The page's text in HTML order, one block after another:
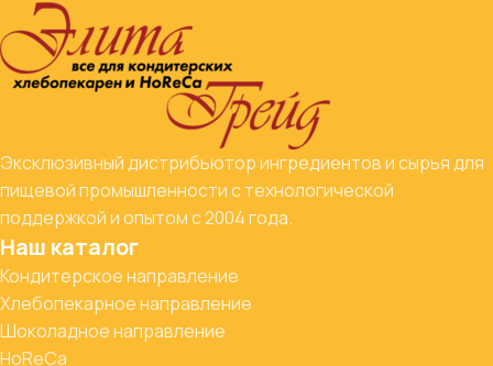
Эксклюзивный дистрибьютор ингредиентов и сырья для
пищевой промышленности с технологической
поддержкой и опытом с 2004 года.
Наш каталог
Кондитерское направление
Хлебопекарное направление
Шоколадное направление
HoReCa